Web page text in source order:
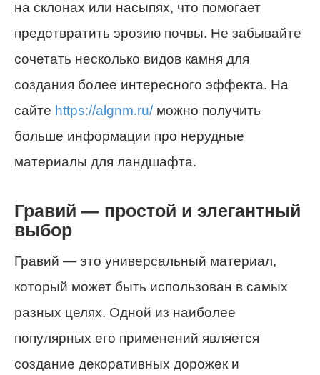
на склонах или насыпях, что помогает
предотвратить эрозию почвы. Не забывайте
сочетать несколько видов камня для
создания более интересного эффекта. На
сайте https://algnm.ru/можно получить
больше информации про нерудные
материалы для ландшафта.
Гравий — простой и элегантный
выбор
Гравий — это универсальный материал,
который может быть использован в самых
разных целях. Одной из наиболее
популярных его применений является
создание декоративных дорожек и